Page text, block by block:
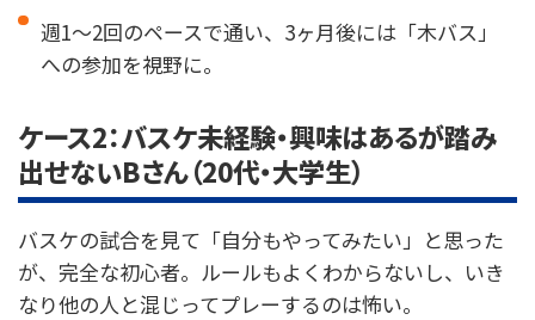
週1〜2回のペースで通い、3ヶ月後には「木バス」
への参加を視野に。
ケース2：バスケ未経験・興味はあるが踏み
出せないBさん（20代・大学生）
バスケの試合を見て「自分もやってみたい」と思った
が、完全な初心者。ルールもよくわからないし、いき
なり他の人と混じってプレーするのは怖い。